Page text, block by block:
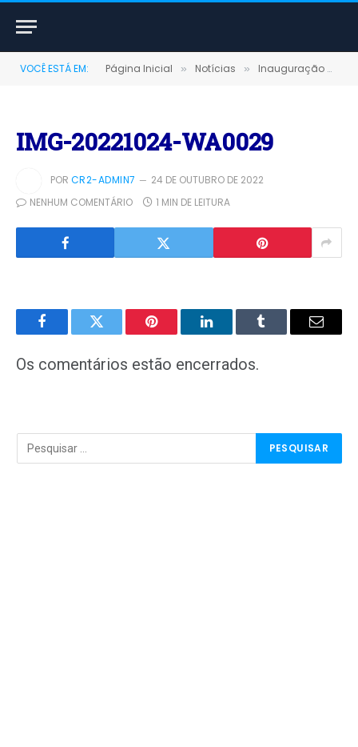
VOCÊ ESTÁ EM: Página Inicial » Notícias » Inauguração da Escola Francisca Sousa Seixas, na Comunidade do Redobra
IMG-20221024-WA0029
POR CR2-ADMIN7
24 DE OUTUBRO DE 2022
NENHUM COMENTÁRIO
1 MIN DE LEITURA
FacebookTwitter Pinterest LinkedInTumblr
E-
Os comentários estão encerrados.